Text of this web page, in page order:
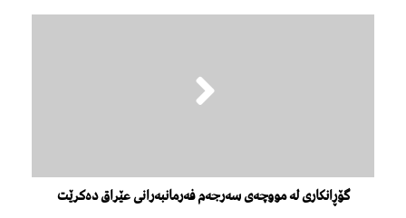
گۆڕانکارى لە مووچەى سەرجەم فەرمانبەرانى عێراق دەکرێت